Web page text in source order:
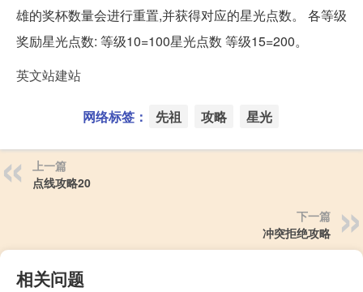
雄的奖杯数量会进行重置,并获得对应的星光点数。 各等级
奖励星光点数: 等级10=100星光点数 等级15=200。
英文站建站
网络标签： 先祖 攻略 星光
上一篇
点线攻略20
下一篇
冲突拒绝攻略
相关问题